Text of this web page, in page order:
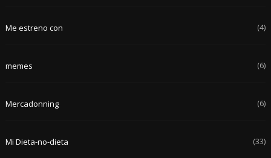
Me estreno con (4)
memes (6)
Mercadonning (6)
Mi Dieta-no-dieta (33)